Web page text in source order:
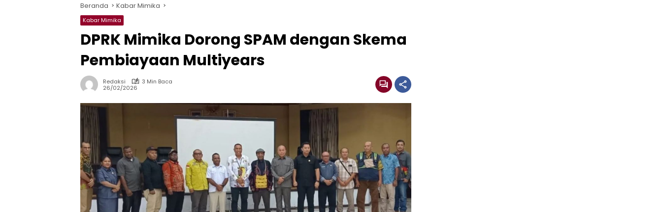
Beranda Kabar Mimika
Kabar Mimika
DPRK Mimika Dorong SPAM dengan Skema
Pembiayaan Multiyears
Redaksi
3 Min Baca
26/02/2026